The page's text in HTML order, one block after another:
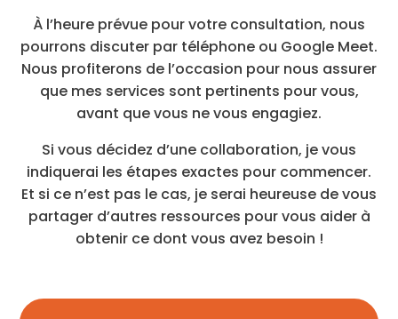
À l’heure prévue pour votre consultation, nous
pourrons discuter par téléphone ou Google Meet.
Nous profiterons de l’occasion pour nous assurer
que mes services sont pertinents pour vous,
avant que vous ne vous engagiez.
Si vous décidez d’une collaboration, je vous
indiquerai les étapes exactes pour commencer.
Et si ce n’est pas le cas, je serai heureuse de vous
partager d’autres ressources pour vous aider à
obtenir ce dont vous avez besoin !